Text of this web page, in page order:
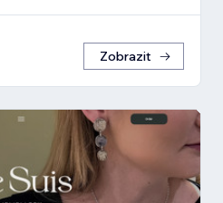
Zobrazit